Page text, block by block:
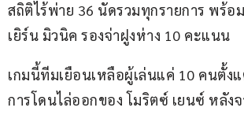
สถิติไร้พ่าย 36 นัดรวมทุกรายการ พร้อ
เยิร์น มิวนิค รองจ่าฝูงห่าง 10 คะแนน
เกมนี้ทีมเยือนเหลือผู้เล่นแค่ 10 คนตั้ง
การโดนไล่ออกของ โมริตซ์ เยนซ์ หลัง